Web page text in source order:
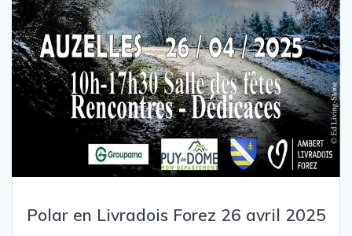
Polar en Livradois Forez 26 avril 2025